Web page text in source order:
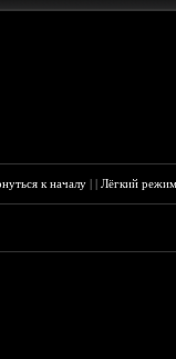
к началу ||Лёгкий